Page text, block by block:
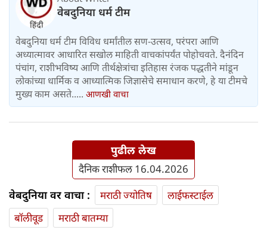
वेबदुनिया धर्म टीम
वेबदुनिया धर्म टीम विविध धर्मांतील सण-उत्सव, परंपरा आणि
अध्यात्मावर आधारित सखोल माहिती वाचकांपर्यंत पोहोचवते. दैनंदिन
पंचांग, राशीभविष्य आणि तीर्थक्षेत्रांचा इतिहास रंजक पद्धतीने मांडून
लोकांच्या धार्मिक व आध्यात्मिक जिज्ञासेचे समाधान करणे, हे या टीमचे
मुख्य काम असते..... आणखी वाचा
पुढील लेख
दैनिक राशीफल 16.04.2026
वेबदुनिया वर वाचा : मराठी ज्योतिष
लाईफस्टाईल
बॉलीवूड
मराठी बातम्या